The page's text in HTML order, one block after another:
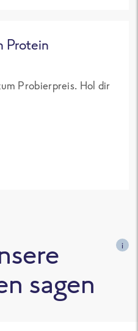
Protein
Probierpreis. Hol dir
sagen
i